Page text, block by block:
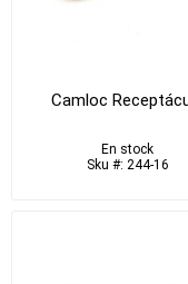
Camloc
En stock
Sku #: 244-16